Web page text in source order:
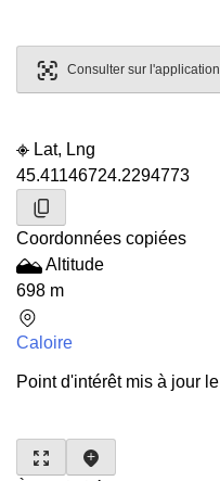
Consulter sur l'application
Lat, Lng
45.41146724.2294773
Coordonnées copiées
Altitude
698 m
Caloire
Point d'intérêt mis à jour le